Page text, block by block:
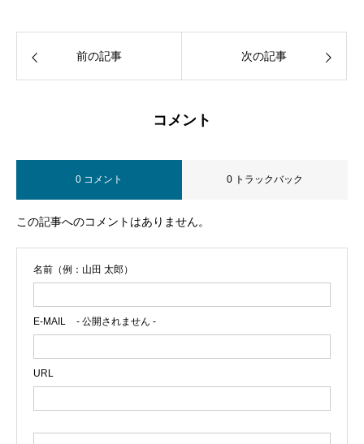
前の記事 次の記事
コメント
0 コメント 0 トラックバック
この記事へのコメントはありません。
名前（例：山田 太郎）
E-MAIL - 公開されません -
URL